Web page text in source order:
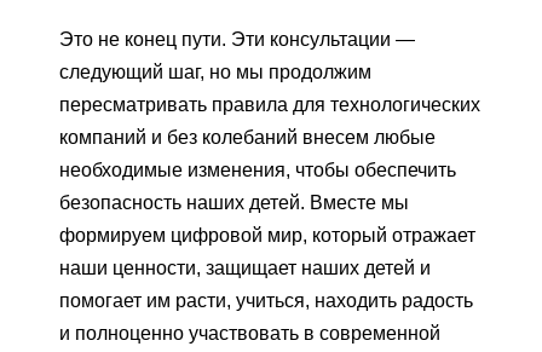
Это не конец пути. Эти консультации —
следующий шаг, но мы продолжим
пересматривать правила для технологических
компаний и без колебаний внесем любые
необходимые изменения, чтобы обеспечить
безопасность наших детей. Вместе мы
формируем цифровой мир, который отражает
наши ценности, защищает наших детей и
помогает им расти, учиться, находить радость
и полноценно участвовать в современной